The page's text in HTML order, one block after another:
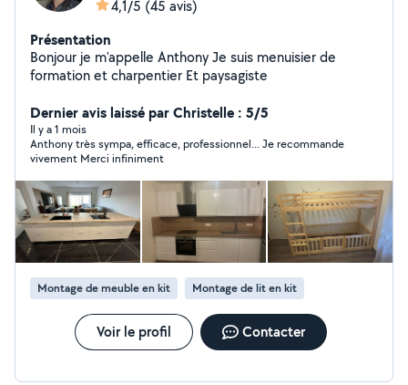
4,1/5 (45 avis)
Présentation
Bonjour je m'appelle Anthony Je suis menuisier de
formation et charpentier Et paysagiste
Dernier avis laissé par Christelle : 5/5
Il y a 1 mois
Anthony très sympa, efficace, professionnel... Je recommande
vivement Merci infiniment
Montage de meuble en kit Montage de lit en kit
Voir le profil Contacter